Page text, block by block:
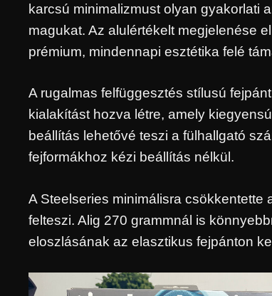
karcsú minimalizmust olyan gyakorlati
magukat. Az alulértékelt megjelenése
prémium, mindennapi esztétika felé
A rugalmas felfüggesztés stílusú
kialakítást hozva létre, amely
beállítás lehetővé teszi a fülhallgató
fejformákhoz kézi beállítás nélkül.
A Steelseries minimálisra
felteszi. Alig 270 grammnál is
eloszlásának az elasztikus fejpánton